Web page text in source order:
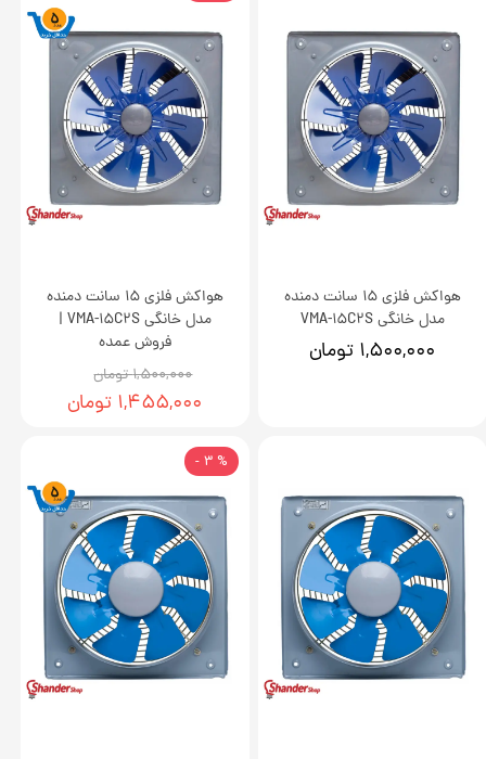
هواکش فلزی 15 سانت دمنده
مدل خانگی VMA-15C2S
۱,۵۰۰,۰۰۰ تومان
هواکش فلزی 15 سانت دمنده
مدل خانگی VMA-15C2S |
فروش عمده
۱,۵۰۰,۰۰۰ تومان
۱,۴۵۵,۰۰۰ تومان
% 3 -